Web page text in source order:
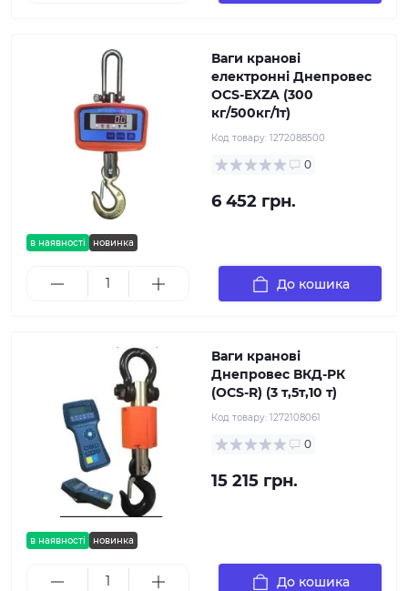
в наявності новинка
Ваги кранові
електронні Днепровес
OCS-ЕXZA (300
кг/500кг/1т)
Код товару: 1272088500
0
6 452 грн.
До кошика
в наявності новинка
Ваги кранові
Днепровес ВКД-РК
(OCS-R) (3 т,5т,10 т)
Код товару: 1272108061
0
15 215 грн.
До кошика